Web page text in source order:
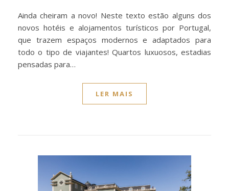
Ainda cheiram a novo! Neste texto estão alguns dos
novos hotéis e alojamentos turísticos por Portugal,
que trazem espaços modernos e adaptados para
todo o tipo de viajantes! Quartos luxuosos, estadias
pensadas para…
LER MAIS